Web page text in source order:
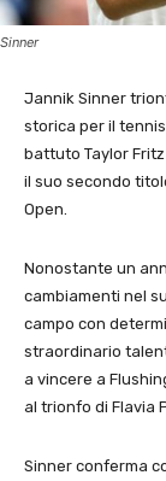
Sinner
Jannik Sinner
storica per il
battuto Taylor
il suo secondo
Open.
Nonostante un
cambiamenti nel
campo con
straordinario
a vincere a
al trionfo di Flavia
Sinner conferma